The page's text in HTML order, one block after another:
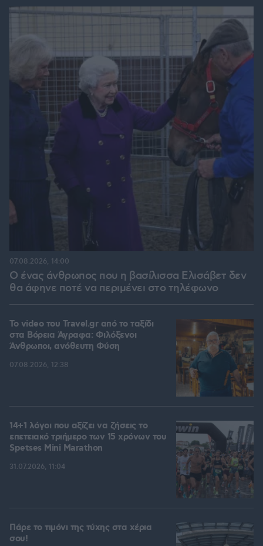
Ο ένας άνθρωπος που η βασίλισσα Ελισάβετ δεν
θα άφηνε ποτέ να περιμένει στο τηλέφωνο
07.08.2026, 14:00
To video του Travel.gr από το ταξίδι
στα Βόρεια Άγραφα: Φιλόξενοι
Άνθρωποι, ανόθευτη Φύση
07.08.2026, 12:38
14+1 λόγοι που αξίζει να ζήσεις το
επετειακό τριήμερο των 15 χρόνων του
Spetses Mini Marathon
31.07.2026, 11:04
Πάρε το τιμόνι της τύχης στα χέρια
σου!